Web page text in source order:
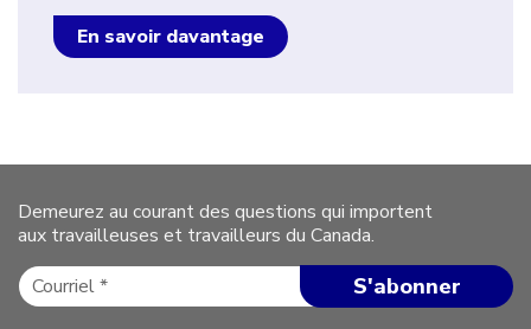
En savoir davantage
Demeurez au courant des questions qui importent
aux travailleuses et travailleurs du Canada.